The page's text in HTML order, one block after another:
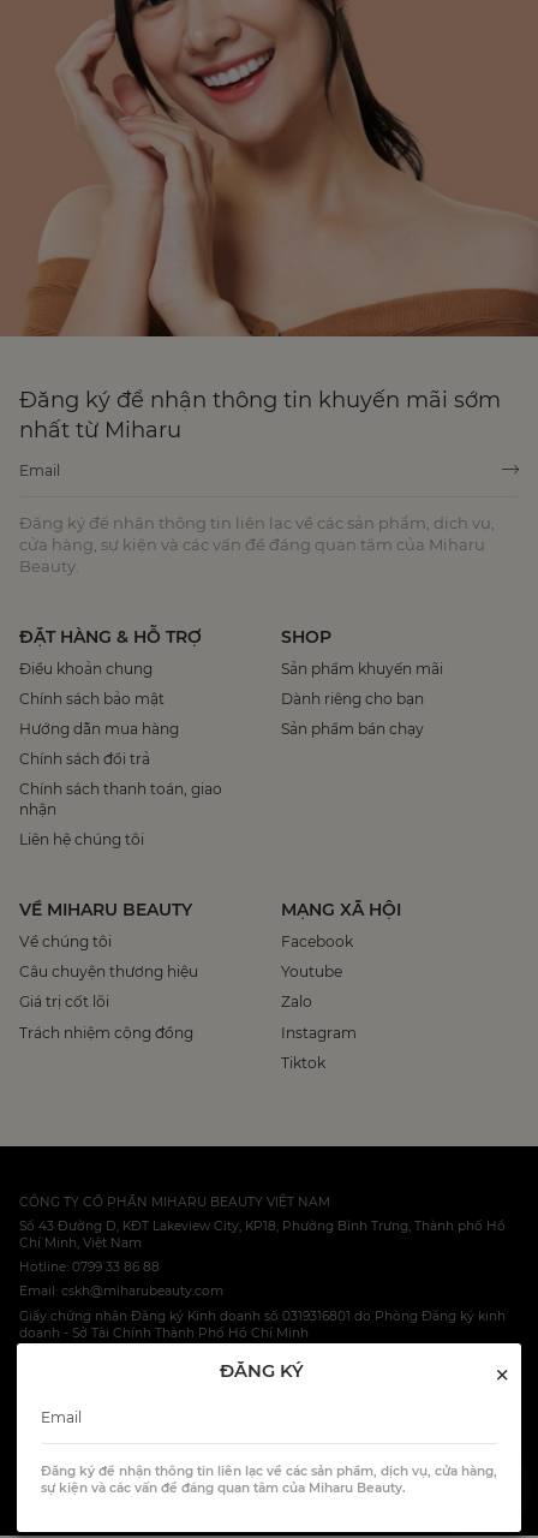
ĐĂNG KÝ ×
Đăng ký để nhận thông tin liên lạc về các sản phẩm, dịch vụ, cửa hàng,
sự kiện và các vấn đề đáng quan tâm của Miharu Beauty.
Đăng ký để nhận thông tin khuyến mãi sớm
nhất từ Miharu
Đăng ký để nhận thông tin liên lạc về các sản phẩm, dịch vụ,
cửa hàng, sự kiện và các vấn đề đáng quan tâm của Miharu
Beauty.
ĐẶT HÀNG & HỖ TRỢ
Điều khoản chung
Chính sách bảo mật
Hướng dẫn mua hàng
Chính sách đổi trả
Chính sách thanh toán, giao
nhận
Liên hệ chúng tôi
SHOP
Sản phẩm khuyến mãi
Dành riêng cho bạn
Sản phẩm bán chạy
VỀ MIHARU BEAUTY
Về chúng tôi
Câu chuyện thương hiệu
Giá trị cốt lõi
Trách nhiệm cộng đồng
MẠNG XÃ HỘI
Facebook
Youtube
Zalo
Instagram
Tiktok
CÔNG TY CỔ PHẦN MIHARU BEAUTY VIỆT NAM
Số 43 Đường D, KĐT Lakeview City, KP18, Phường Bình Trưng, Thành phố Hồ
Chí Minh, Việt Nam
Hotline: 0799 33 86 88
Email: cskh@miharubeauty.com
Giấy chứng nhận Đăng ký Kinh doanh số 0319316801 do Phòng Đăng ký kinh
doanh - Sở Tài Chính Thành Phố Hồ Chí Minh
HOTLINE: 0799 33 86 88
All Rights Reserved.